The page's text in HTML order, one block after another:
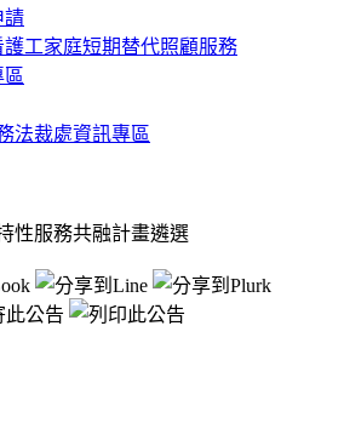
請
工家庭短期替代照顧服務
法裁處資訊專區
性服務共融計畫遴選